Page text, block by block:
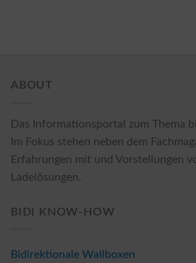
ABOUT
Das Informationsportal zum Thema
Im Fokus stehen neben dem
Erfahrungen mit und Vorstellungen
Ladelösungen.
BIDI KNOW-HOW
Bidirektionale Wallboxen